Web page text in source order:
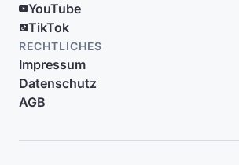
YouTube
TikTok
RECHTLICHES
Impressum
Datenschutz
AGB